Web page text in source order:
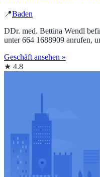
📍Baden
DDr. med. Bettina Wendl
unter 664 1688909 anrufen,
Geschäft ansehen »
★ 4.8